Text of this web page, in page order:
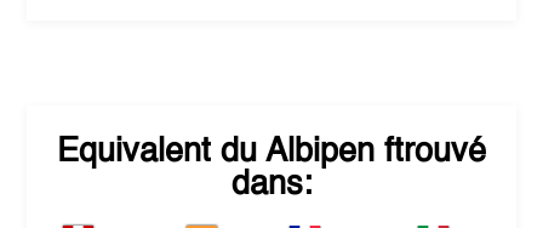
Equivalent du Albipen ftrouvé
dans: